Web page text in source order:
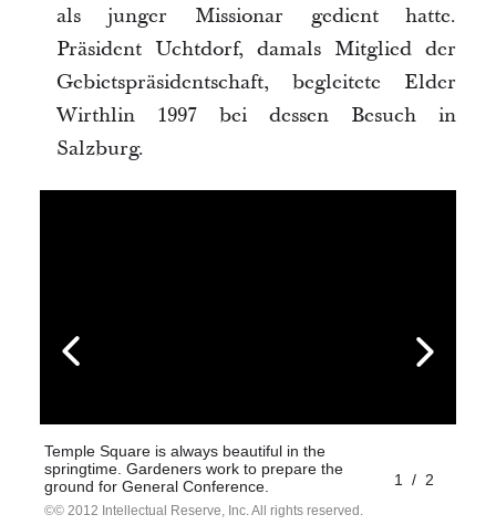
als junger Missionar gedient hatte.
Präsident Uchtdorf, damals Mitglied der
Gebietspräsidentschaft, begleitete Elder
Wirthlin 1997 bei dessen Besuch in
Salzburg.
Temple Square is always beautiful in the
springtime. Gardeners work to prepare the
ground for General Conference.
© 2012 Intellectual Reserve, Inc. All rights reserved.
1 / 2